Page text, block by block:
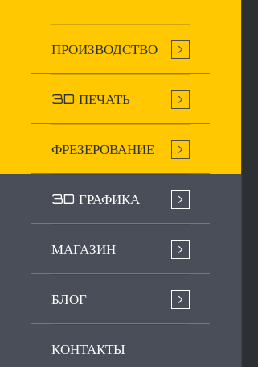
ПРОИЗВОДСТВО
3D ПЕЧАТЬ
ФРЕЗЕРОВАНИЕ
3D ГРАФИКА
МАГАЗИН
БЛОГ
КОНТАКТЫ